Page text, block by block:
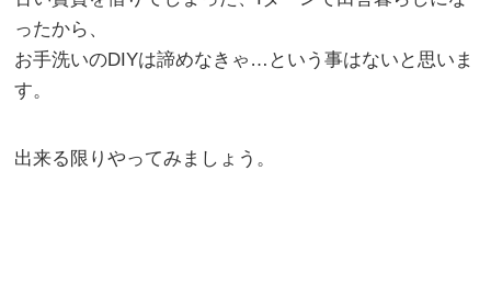
ったから、
お手洗いのDIYは諦めなきゃ…という事はないと思いま
す。
出来る限りやってみましょう。